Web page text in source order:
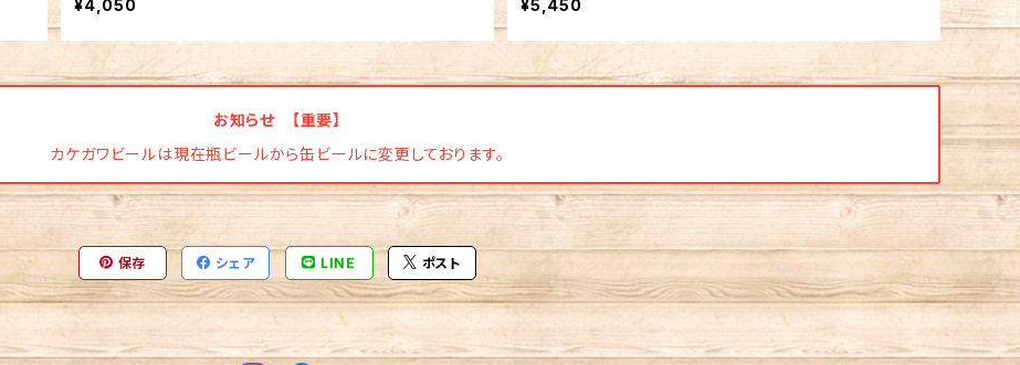
¥4,050
¥5,450
お知らせ 【重要】
カケガワビールは現在瓶ビールから缶ビールに変更しております。
保存 シェア LINE ポスト